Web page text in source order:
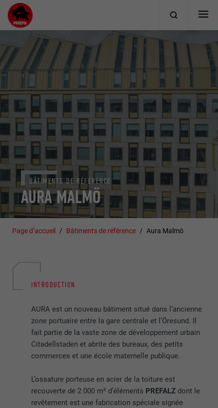
AURA MALMÖ
BÂTIMENTS DE RÉFÉRENCE
Page d’accueil Bâtiments de référence Aura Malmö
INTRODUCTION
AURA est un nouveau bâtiment situé dans l’ancienne
zone portuaire entre la gare centrale et l’Öresund. Il
fait partie de la vaste zone de développement urbain
Citadellstaden et abrite des bureaux, des petits
commerces et une école maternelle publique.
L’ossature porteuse en acier de la toiture est
recouverte de 2 000 m² d’éléments PREFALZ dont le
revêtement est une fabrication spéciale signée